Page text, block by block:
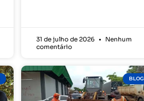
31 de julho de 2026
Nenhum
comentário
BLOG